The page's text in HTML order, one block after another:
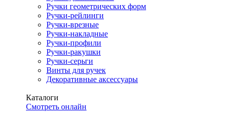
Ручки геометрических форм
Ручки-рейлинги
Ручки-врезные
Ручки-накладные
Ручки-профили
Ручки-ракушки
Ручки-серьги
Винты для ручек
Декоративные аксессуары
Каталоги
Смотреть онлайн